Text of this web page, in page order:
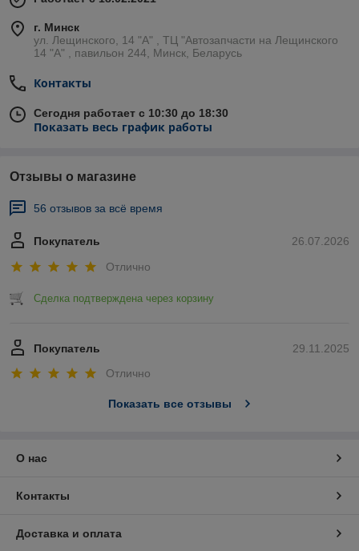
г. Минск
ул. Лещинского, 14 "А" , ТЦ "Автозапчасти на Лещинcкого
14 "A" , павильон 244, Минск, Беларусь
Контакты
Сегодня работает с 10:30 до 18:30
Показать весь график работы
Отзывы о магазине
56 отзывов за всё время
26.07.2026
Покупатель
Отлично
Сделка подтверждена через корзину
29.11.2025
Покупатель
Отлично
Показать все отзывы
О нас
Контакты
Доставка и оплата